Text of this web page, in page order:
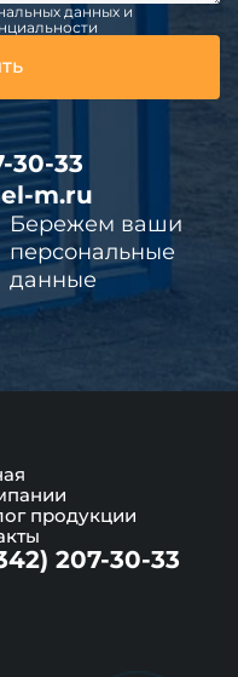
данных и
30-33
m.ru
Бережем ваши
персональные
данные
продукции
207-30-33